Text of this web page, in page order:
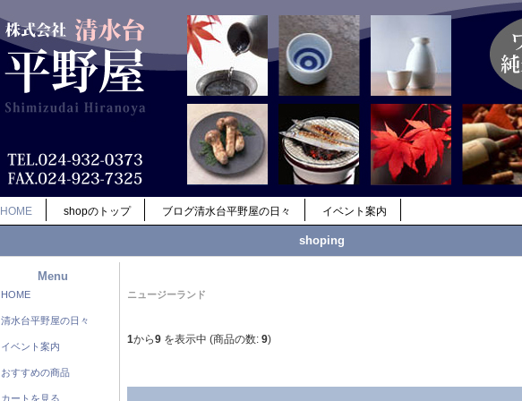
HOME shopのトップ ブログ清水台平野屋の日々 イベント案内
shoping
Menu
HOME
清水台平野屋の日々
イベント案内
おすすめの商品
カートを見る
ニュージーランド
1から9 を表示中 (商品の数: 9)